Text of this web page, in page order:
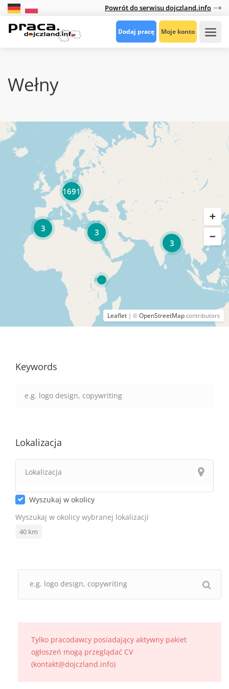
Powrót do serwisu dojczland.info
Dodaj pracę Moje konto
Wełny
3
3
3
1691
Leaflet | © OpenStreetMap contributors
Keywords
Lokalizacja
Wyszukaj w okolicy
Wyszukaj w okolicy wybranej lokalizacji
40 km
Tylko pracodawcy posiadający aktywny pakiet
ogłoszeń mogą przeglądać CV
(kontakt@dojczland.info)